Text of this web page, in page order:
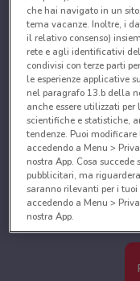
che hai navigato in un
tema vacanze. Inoltre, i
il relativo consenso)
rete e agli identificativi del
condivisi con terze parti
le esperienze applicative
nel paragrafo 13.b della
anche essere utilizzati
scientifiche e statistiche,
tendenze. Puoi
accedendo a Menu >
nostra App. Cosa
pubblicitari, ma
saranno rilevanti per i tuoi
accedendo a Menu >
nostra App.
Noi e i nostri
Utilizzare dati di
caratteristiche del